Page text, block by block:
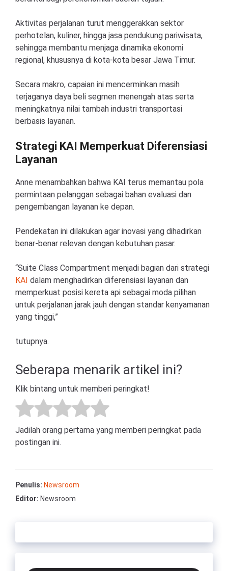
Aktivitas perjalanan turut menggerakkan sektor
perhotelan, kuliner, hingga jasa pendukung pariwisata,
sehingga membantu menjaga dinamika ekonomi
regional, khususnya di kota-kota besar Jawa Timur.
Secara makro, capaian ini mencerminkan masih
terjaganya daya beli segmen menengah atas serta
meningkatnya nilai tambah industri transportasi
berbasis layanan.
Strategi KAI Memperkuat Diferensiasi
Layanan
Anne menambahkan bahwa KAI terus memantau pola
permintaan pelanggan sebagai bahan evaluasi dan
pengembangan layanan ke depan.
Pendekatan ini dilakukan agar inovasi yang dihadirkan
benar-benar relevan dengan kebutuhan pasar.
“Suite Class Compartment menjadi bagian dari strategi
KAI dalam menghadirkan diferensiasi layanan dan
memperkuat posisi kereta api sebagai moda pilihan
untuk perjalanan jarak jauh dengan standar kenyamanan
yang tinggi,”
tutupnya.
Seberapa menarik artikel ini?
Klik bintang untuk memberi peringkat!
Jadilah orang pertama yang memberi peringkat pada
postingan ini.
Penulis: Newsroom
Editor: Newsroom